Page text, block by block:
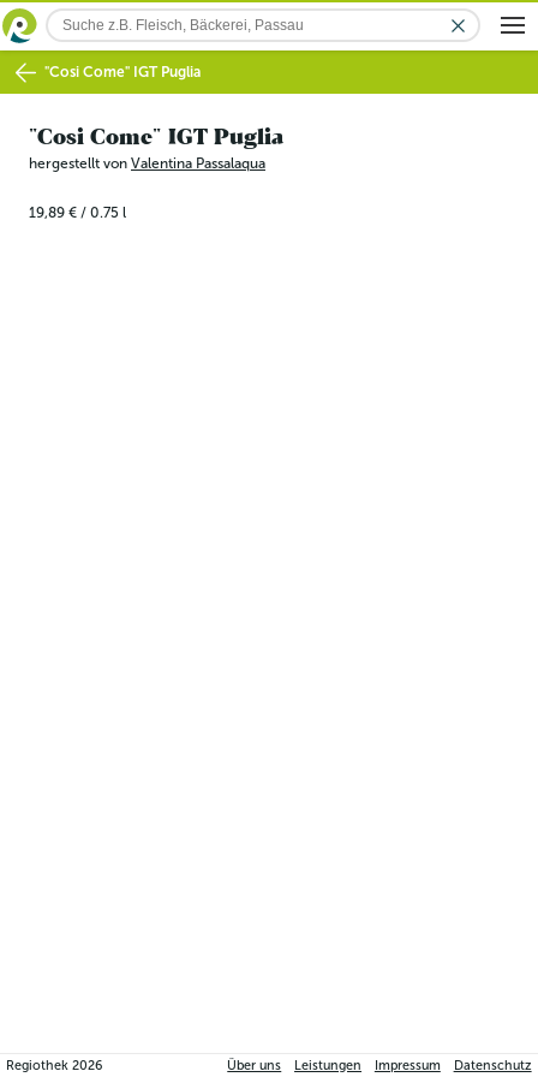
"Cosi Come" IGT Puglia
"Cosi Come" IGT Puglia
hergestellt von Valentina Passalaqua
19,89 € / 0.75 l
Regiothek2026 Über uns Leistungen Impressum Datenschutz